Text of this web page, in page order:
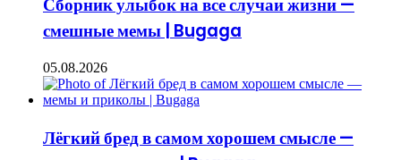
смешные мемы | Bugaga
05.08.2026
Лёгкий бред в самом хорошем смысле —